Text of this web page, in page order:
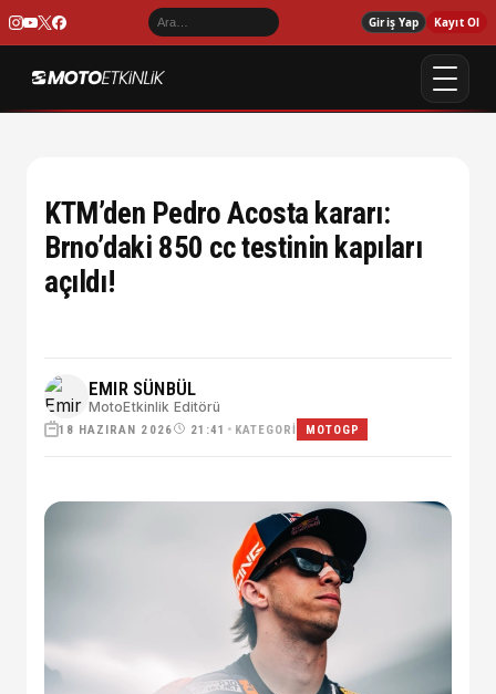
Giriş Yap Kayıt Ol
KTM’den Pedro Acosta kararı:
Brno’daki 850 cc testinin kapıları
açıldı!
EMIR SÜNBÜL
MotoEtkinlik Editörü
18 HAZIRAN 2026 21:41 • KATEGORI MOTOGP